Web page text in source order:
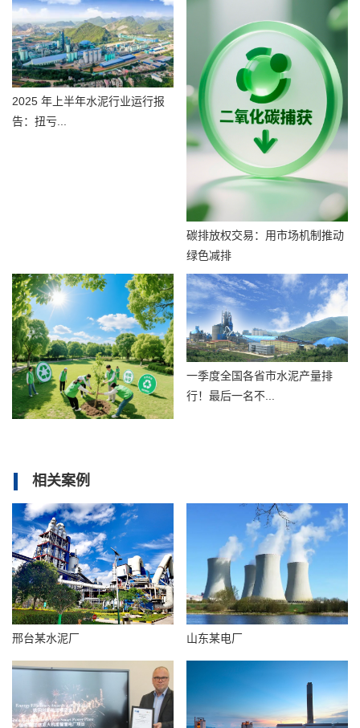
2025 年上半年水泥行业运行报
告：扭亏...
碳排放权交易：用市场机制推动
绿色减排
一季度全国各省市水泥产量排
行！最后一名不...
相关案例
邢台某水泥厂 山东某电厂